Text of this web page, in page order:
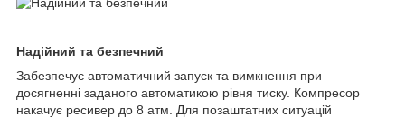
Надійний та безпечний
Забезпечує автоматичний запуск та вимкнення при
досягненні заданого автоматикою рівня тиску. Компресор
накачує ресивер до 8 атм. Для позаштатних ситуацій